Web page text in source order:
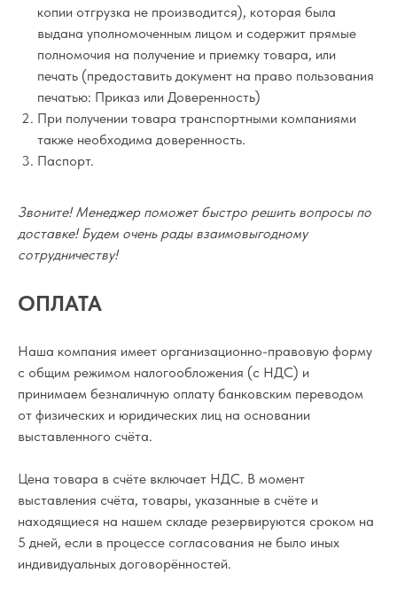
копии отгрузка не производится), которая была
выдана уполномоченным лицом и содержит прямые
полномочия на получение и приемку товара, или
печать (предоставить документ на право пользования
печатью: Приказ или Доверенность)
При получении товара транспортными компаниями
также необходима доверенность.
Паспорт.
Звоните! Менеджер поможет быстро решить вопросы по
доставке! Будем очень рады взаимовыгодному
сотрудничеству!
ОПЛАТА
Наша компания имеет организационно-правовую форму
с общим режимом налогообложения (с НДС) и
принимаем безналичную оплату банковским переводом
от физических и юридических лиц на основании
выставленного счёта.
Цена товара в счёте включает НДС. В момент
выставления счёта, товары, указанные в счёте и
находящиеся на нашем складе резервируются сроком на
5 дней, если в процессе согласования не было иных
индивидуальных договорённостей.